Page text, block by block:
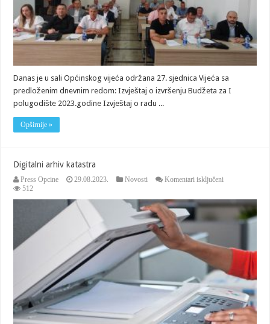
Danas je u sali Općinskog vijeća održana 27. sjednica Vijeća sa
predloženim dnevnim redom: Izvještaj o izvršenju Budžeta za I
polugodište 2023.godine Izvještaj o radu ...
Opširnije »
Digitalni arhiv katastra
Press Opcine 29.08.2023. Novosti Komentari isključeni
katastra
512